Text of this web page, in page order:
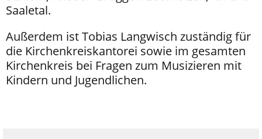
Saaletal.
Außerdem ist Tobias Langwisch zuständig für
die Kirchenkreiskantorei sowie im gesamten
Kirchenkreis bei Fragen zum Musizieren mit
Kindern und Jugendlichen.